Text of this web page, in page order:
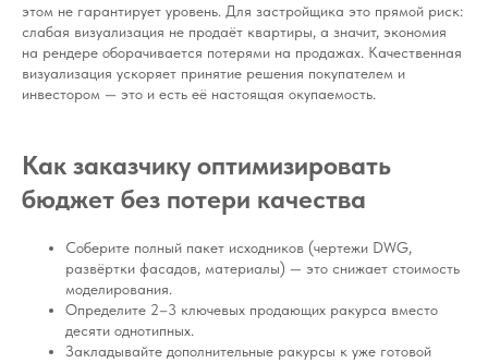
этом не гарантирует уровень. Для застройщика это прямой риск:
слабая визуализация не продаёт квартиры, а значит, экономия
на рендере оборачивается потерями на продажах. Качественная
визуализация ускоряет принятие решения покупателем и
инвестором — это и есть её настоящая окупаемость.
Как заказчику оптимизировать
бюджет без потери качества
Соберите полный пакет исходников (чертежи DWG,
развёртки фасадов, материалы) — это снижает стоимость
моделирования.
Определите 2–3 ключевых продающих ракурса вместо
десяти однотипных.
Закладывайте дополнительные ракурсы к уже готовой